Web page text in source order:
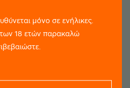
μόνο σε ενήλικες.
18 ετών παρακαλώ